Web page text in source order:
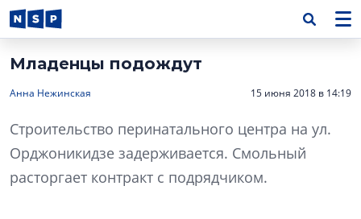
Младенцы подождут
Анна Нежинская 15 июня 2018 в 14:19
Строительство перинатального центра на ул.
Орджоникидзе задерживается. Смольный
расторгает контракт с подрядчиком.